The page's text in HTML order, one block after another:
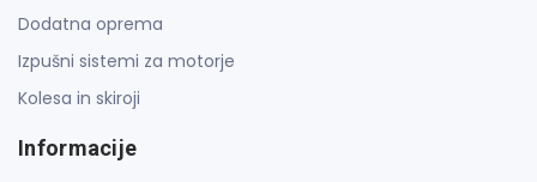
Dodatna oprema
Izpušni sistemi za motorje
Kolesa in skiroji
Informacije